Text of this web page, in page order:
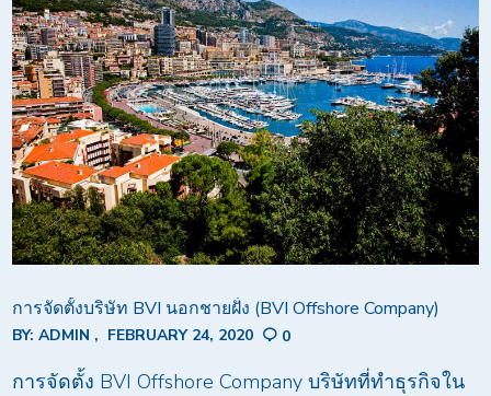
การจัดตั้งบริษัท BVI นอกชายฝั่ง (BVI Offshore Company)
BY:ADMIN FEBRUARY 24, 2020 0
การจัดตั้ง BVI Offshore Company บริษัทที่ทำธุรกิจใน